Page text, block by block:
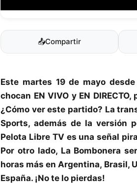
📤Compartir
Este martes 19 de mayo
chocan EN VIVO y EN DIRECTO,
¿Cómo ver este partido? La
Sports, además de la versión
Pelota Libre TV es una señal
Por otro lado, La Bombonera
horas más en Argentina, Brasil,
España. ¡No te lo pierdas!